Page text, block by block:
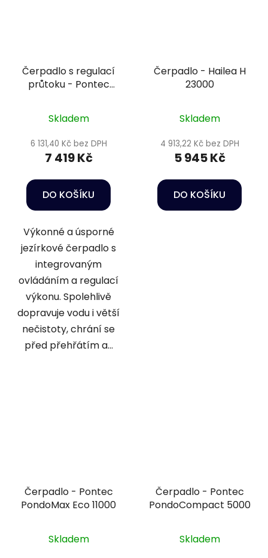
Čerpadlo s regulací
průtoku - Pontec
Skladem
6 131,40 Kč bez DPH
7 419 Kč
DO KOŠÍKU
Výkonné a úsporné
jezírkové čerpadlo s
integrovaným
ovládáním a regulací
výkonu. Spolehlivě
dopravuje vodu i větší
nečistoty, chrání se
před přehřátím a...
Čerpadlo - Hailea H
23000
Skladem
4 913,22 Kč bez DPH
5 945 Kč
DO KOŠÍKU
Čerpadlo - Pontec
PondoMax Eco 11000
Skladem
Čerpadlo - Pontec
PondoCompact 5000
Skladem